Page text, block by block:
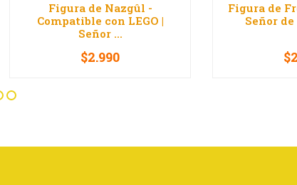
Figura de Nazgûl -
Compatible con LEGO |
Señor ...
+
$2.990
Figura de
Señor